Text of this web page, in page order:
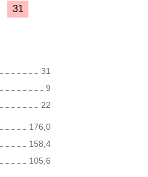
31
31
9
22
176,0
158,4
105,6